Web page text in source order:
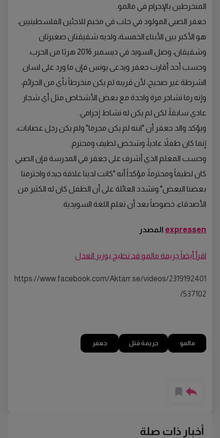
المنخرطين بالإجرام في مالمو.
جعفر الصبي المولود في حلب في مخيم للاجئين الفلسطينيين،
هو الأكبر بين الأبناء الخمسة، ولديه شقيقتان صغيرتان
وشقيقان، وصل السويد في ديسمبر 2016 هربًا من الحرب.
وحسب أحد أقارب جعفر ويدعى يونس فإن ما ورد على لسان
الشرطة غير صحيح، لأن قريبه لم يكن منخرطاً بأي من الجرائم،
وإنه رما تشاجر مرة واحدة مع بعض الأشخاص مثل أي شجار
عادي سابقاً، لكن لم يكن له نشاط إجرامي.
ويؤكد والد جعفر أن "ابنه لم يكن مجرما" ولم يكن رجل عصابات،
إنما كان طفلاً عادياً، وشخص لطيف ومحترم.
وحسب المعلم الذي أشرف على جعفر في المدرسة فإن الصبي
كان لطيفاً ومحترماً، مؤكداً أنه "كانت لدينا علاقة جيدة واحترمنا
بعضنا البعض".وتشدد العائلة على أن الطفل كان له الكثير من
الأصدقاء، خصوصاً بعد أن تعلم اللغة السويدية.
expressen المصدر
اقرأ أيضاً جريمة مالمو قد تطيح بوزير العدل
https://www.facebook.com/Aktarr.se/videos/2319192401
537102/
مالمو جريمة قتل جعفر
أخبار ذات صلة